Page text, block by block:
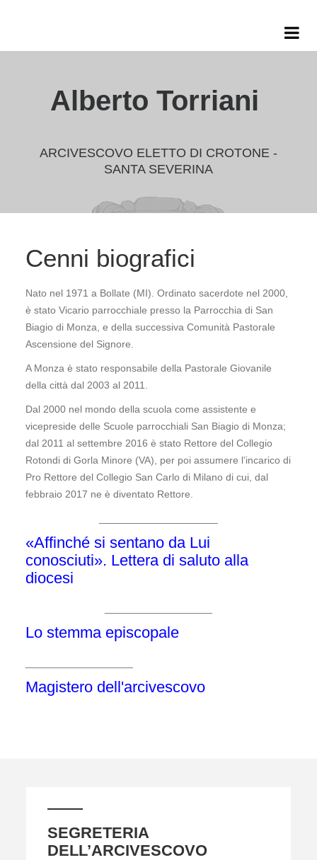
Alberto Torriani
ARCIVESCOVO ELETTO DI CROTONE -
SANTA SEVERINA
Cenni biografici
Nato nel 1971 a Bollate (MI). Ordinato sacerdote nel 2000,
è stato Vicario parrocchiale presso la Parrocchia di San
Biagio di Monza, e della successiva Comunità Pastorale
Ascensione del Signore.
A Monza è stato responsabile della Pastorale Giovanile
della città dal 2003 al 2011.
Dal 2000 nel mondo della scuola come assistente e
vicepreside delle Scuole parrocchiali San Biagio di Monza;
dal 2011 al settembre 2016 è stato Rettore del Collegio
Rotondi di Gorla Minore (VA), per poi assumere l’incarico di
Pro Rettore del Collegio San Carlo di Milano di cui, dal
febbraio 2017 ne è diventato Rettore
«Affinché si sentano da Lui
conosciuti». Lettera di saluto alla
diocesi
Lo stemma episcopale
Magistero dell'arcivescovo
SEGRETERIA
DELL’ARCIVESCOVO